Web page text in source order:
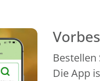
Die App